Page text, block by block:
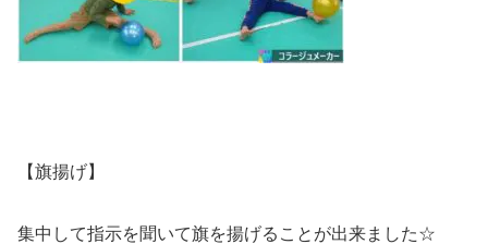
【旗揚げ】
集中して指示を聞いて旗を揚げることが出来ました☆